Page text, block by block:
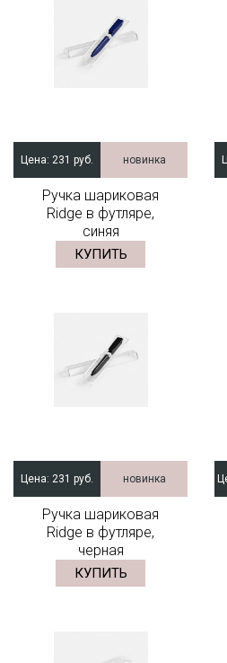
Цена: 231 руб. новинка
Ручка шариковая
Ridge в футляре,
синяя
КУПИТЬ
Цена: 231 руб. новинка
Ручка шариковая
Ridge в футляре,
черная
КУПИТЬ